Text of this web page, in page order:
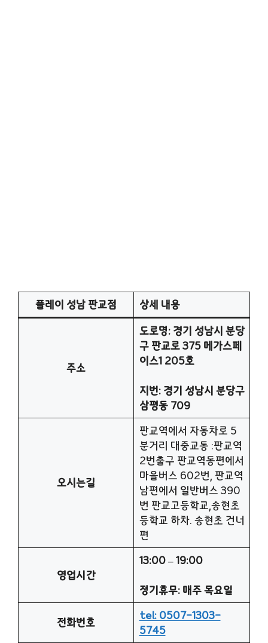
플레이 성남 판교점 상세 내용
주소
도로명: 경기 성남시 분당
구 판교로 375 메가스페
이스1 205호
지번: 경기 성남시 분당구
삼평동 709
오시는길
판교역에서 자동차로 5
분거리 대중교통 :판교역
2번출구 판교역동편에서
마을버스 602번, 판교역
남편에서 일반버스 390
번 판교고등학교,송현초
등학교 하차. 송현초 건너
편
영업시간
13:00 – 19:00
정기휴무: 매주 목요일
전화번호
tel: 0507-1303-
5745